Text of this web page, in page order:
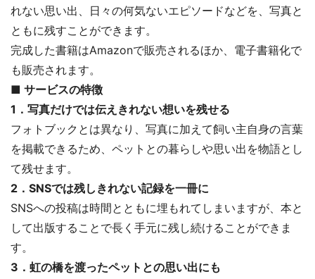
れない思い出、日々の何気ないエピソードなどを、写真と
ともに残すことができます。
完成した書籍はAmazonで販売されるほか、電子書籍化で
も販売されます。
■ サービスの特徴
1．写真だけでは伝えきれない想いを残せる
フォトブックとは異なり、写真に加えて飼い主自身の言葉
を掲載できるため、ペットとの暮らしや思い出を物語とし
て残せます。
2．SNSでは残しきれない記録を一冊に
SNSへの投稿は時間とともに埋もれてしまいますが、本と
して出版することで長く手元に残し続けることができま
す。
3．虹の橋を渡ったペットとの思い出にも